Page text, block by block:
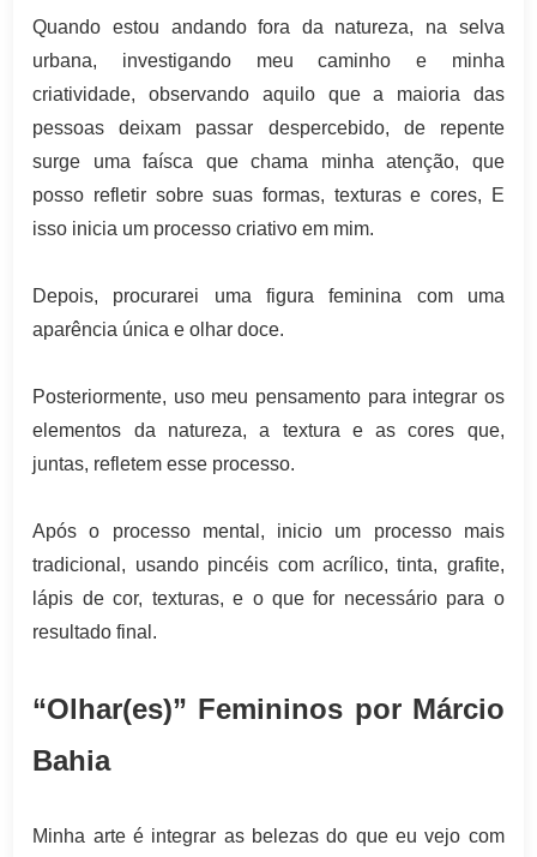
Quando estou andando fora da natureza, na selva
urbana, investigando meu caminho e minha
criatividade, observando aquilo que a maioria das
pessoas deixam passar despercebido, de repente
surge uma faísca que chama minha atenção, que
posso refletir sobre suas formas, texturas e cores, E
isso inicia um processo criativo em mim.
Depois, procurarei uma figura feminina com uma
aparência única e olhar doce.
Posteriormente, uso meu pensamento para integrar os
elementos da natureza, a textura e as cores que,
juntas, refletem esse processo.
Após o processo mental, inicio um processo mais
tradicional, usando pincéis com acrílico, tinta, grafite,
lápis de cor, texturas, e o que for necessário para o
resultado final.
“Olhar(es)” Femininos por Márcio
Bahia
Minha arte é integrar as belezas do que eu vejo com